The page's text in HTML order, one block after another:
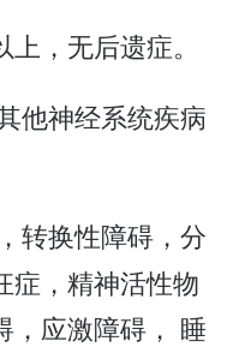
，无后遗症。
他神经系统疾病
转换性障碍，分
症，精神活性物
，应激障碍， 睡